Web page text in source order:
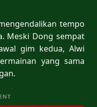
tempo
Meski Dong sempat
gim kedua, Alwi
yang sama